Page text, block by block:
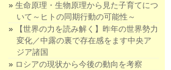
生命原理・生物原理から見た子育てにつ
いて～ヒトの同期行動の可能性～
【世界の力を読み解く】昨年の世界勢力
変化／中露の裏で存在感をます中央ア
ジア諸国
ロシアの現状から今後の動向を考察